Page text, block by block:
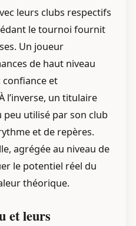
leurs clubs respectifs
le tournoi fournit
Un joueur
de haut niveau
confiance et
l’inverse, un titulaire
utilisé par son club
et de repères.
agrégée au niveau de
le potentiel réel du
théorique.
et leurs